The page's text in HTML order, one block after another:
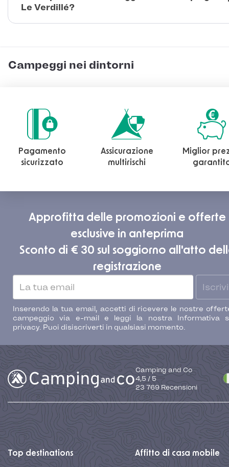
Le Verdillé?
Campeggi nei dintorni
Pagamento
sicurizzato
Assicurazione
multirischi
Miglior
Approfitta delle promozioni e offerte
esclusive in anteprima
Sconto di € 30 sul soggiorno all'atto
registrazione
Inserendo la tua email, accetti di ricevere le nostre
campeggio via e-mail e leggi la nostra Informativa
privacy. Puoi disiscriverti in qualsiasi momento.
Camping and Co
4,5 / 5
23 769 Recensioni
Top destinations Affitto di casa mobile